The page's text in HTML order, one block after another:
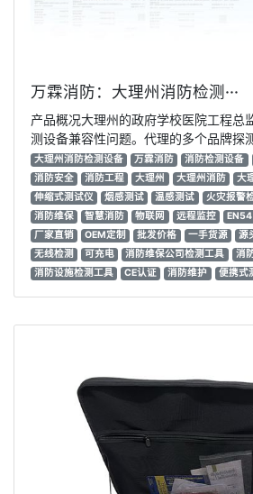
万霖消防：大理州消防检测···
产品概况大理州的政府学校医院工程总
测设备兼容性问题。代理的多个品牌探
大理州消防检测设备 万霖消防 消防检测设备
消防安全
消防工程 大理州 大理州消防 大
伸缩式测试仪
烟感测试 温感测试 火灾报警
消防维保
智慧消防 物联网 远程监控 EN54
厂家直销
OEM定制 批发价格 一手货源 源
无线检测
可充电 消防维保公司检测工具
消
消防设施检测工具
CE认证 消防维护 便携式